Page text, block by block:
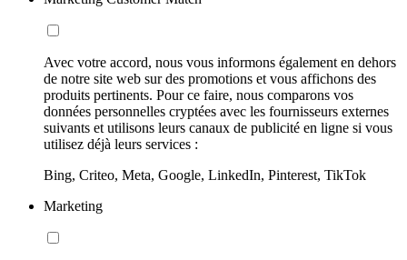
Avec votre accord, nous vous informons également en dehors
de notre site web sur des promotions et vous affichons des
produits pertinents. Pour ce faire, nous comparons vos
données personnelles cryptées avec les fournisseurs externes
suivants et utilisons leurs canaux de publicité en ligne si vous
utilisez déjà leurs services :
Bing, Criteo, Meta, Google, LinkedIn, Pinterest, TikTok
Marketing